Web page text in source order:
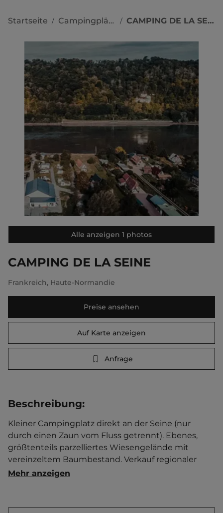
Startseite / Campingplätze / CAMPING DE LA SEINE
Alle anzeigen 1 photos
CAMPING DE LA SEINE
Frankreich, Haute-Normandie
Preise ansehen
Auf Karte anzeigen
Anfrage
Beschreibung:
Kleiner Campingplatz direkt an der Seine (nur
durch einen Zaun vom Fluss getrennt). Ebenes,
größtenteils parzelliertes Wiesengelände mit
vereinzeltem Baumbestand. Verkauf regionaler
Produkte. Mietbarer Tagungsraum.
Mehr anzeigen